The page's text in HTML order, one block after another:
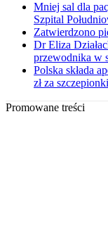
Mniej sal dla
Szpital
Zatwierdzono
Dr Eliza
przewodnika w
Polska składa
zł za szczepionki
Promowane treści